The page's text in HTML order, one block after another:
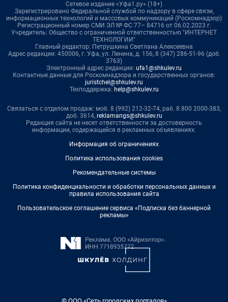
Сетевое издание «Уфа1.ру» (18+)
Зарегистрировано Федеральной службой по надзору в сфере связи,
информационных технологий и массовых коммуникаций (Роскомнадзор)
Регистрационный номер СМИ ЭЛ № ФС 77– 84716 от 06.02.2023 г.
Учредитель: Общество с ограниченной ответственностью "ИНТЕРНЕТ
ТЕХНОЛОГИИ"
Главный редактор: Петрушкина Светлана Алексеевна
Адрес редакции: 450006, г. Уфа, ул. Ленина, д. 156, 8 (347) 286-51-96 (доб.
3763)
Электронный адрес редакции: ufa1@shkulev.ru
Контактные данные для Роскомнадзора и государственных органов:
juristchel@shkulev.ru
Техподдержка: help@shkulev.ru
Связаться с отделом продаж: моб. 8 (992) 212-32-74, раб. 8 800 2000-383,
доб. 3614, reklamangs@shkulev.ru
Редакция сайта не несет ответственности за достоверность
информации, содержащейся в рекламных объявлениях.
Информация об ограничениях
Политика использования cookies
Рекомендательные системы
Политика конфиденциальности и обработки персональных данных и
правила использования сайта
Пользовательское соглашение сервиса «Подписка без баннерной
рекламы»